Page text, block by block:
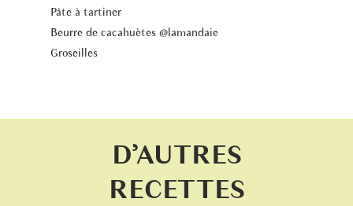
Pâte à tartiner
Beurre de cacahuètes @lamandaie
Groseilles
D’AUTRES
RECETTES